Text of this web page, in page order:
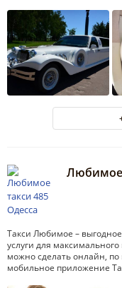
Любимое
Такси Любимое –
услуги для
можно сделать онлайн, по
мобильное приложение